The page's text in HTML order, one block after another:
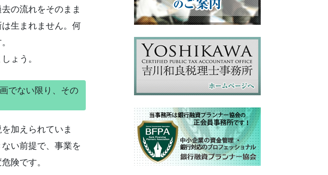
の流れをそのまま
生まれません。何
ょう。
でない限り、その
加えられていま
い前提で、事業を
険です。